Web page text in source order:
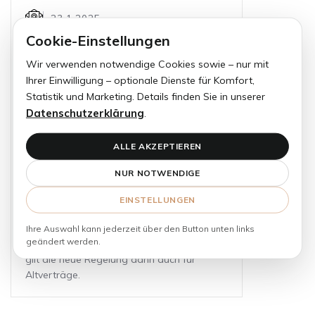
23.1.2025
Die Bedeutung des
Bürokratieentlastungsgesetzes
für das Schriftformerfordernis
Das IV. Bürokratieentlastungsgesetz (BEG
IV) ist zum 1. Januar 2025 in Kraft getreten.
Die wohl bekannteste Neuregelung ist die
Ersetzung der Schriftform durch die
Textform für Gewerbemietverhältnisse in §
578 Abs. 1 S. 2 BGB. Künftig genügt bereits
die Textform. Für bereits bestehende
Mietverhältnisse gilt eine Übergangsfrist
von einem Jahr. Nach Ablauf der
Übergangsfrist – ab dem 1. Januar 2026 –
gilt die neue Regelung dann auch für
Altverträge.
Cookie-Einstellungen
Wir verwenden notwendige Cookies sowie – nur mit
Ihrer Einwilligung – optionale Dienste für Komfort,
Statistik und Marketing. Details finden Sie in unserer
Datenschutzerklärung
ALLE AKZEPTIEREN
NUR NOTWENDIGE
EINSTELLUNGEN
Ihre Auswahl kann jederzeit über den Button unten links
geändert werden.